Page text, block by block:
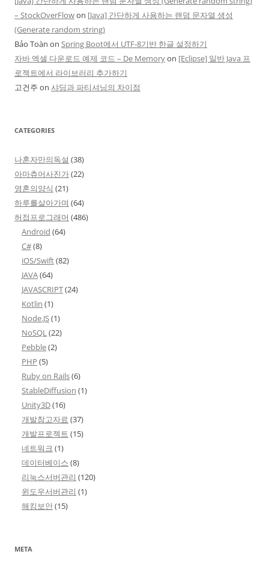
– StockOverFlowon [Java] 간단하게 사용하는 랜덤 문자열 생성
(Generate random string)
Bảo Toàn on Spring Boot에서 UTF-8기반 한글 설정하기
자바 엑셀 다운로드 예제 코드 – De Memoryon [Eclipse] 일반 Java 프
로젝트에서 라이브러리 추가하기
고건주 on 샤딩과 파티셔닝의 차이점
CATEGORIES
나혼자만의독설 (38)
아마츄어사진가(22)
영혼의양식 (21)
하루를살아가며 (64)
허접프로그래머 (486)
Android (64)
C#(8)
iOS/Swift(82)
JAVA(64)
JAVASCRIPT(24)
Kotlin (1)
Node.JS(1)
NoSQL(22)
Pebble(2)
PHP (5)
Ruby on Rails(6)
StableDiffusion (1)
Unity3D(16)
개발참고자료 (37)
개발프로젝트 (15)
네트워크 (1)
데이터베이스 (8)
리눅스서버관리 (120)
윈도우서버관리 (1)
해킹보안(15)
META